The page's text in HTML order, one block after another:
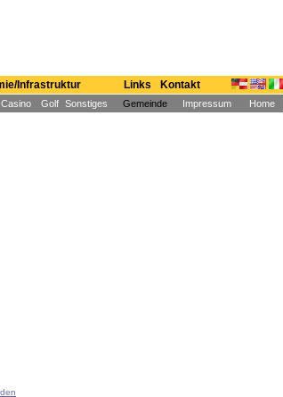
Infrastruktur Links Kontakt
Casino Golf Sonstiges Gemeinde Impressum Home